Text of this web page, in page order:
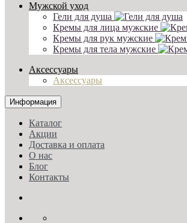
Мужской уход
Гели для душа
Кремы для лица мужские
Кремы для рук мужские
Кремы для тела мужские
Аксессуары
Аксессуары
Информация
Каталог
Акции
Доставка и оплата
О нас
Блог
Контакты